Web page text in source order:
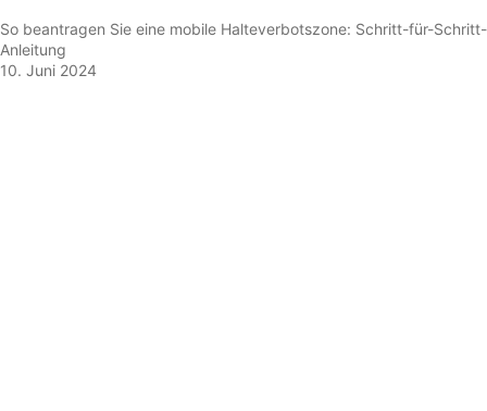
So beantragen Sie eine mobile Halteverbotszone: Schritt-für-Schritt-
Anleitung
10. Juni 2024